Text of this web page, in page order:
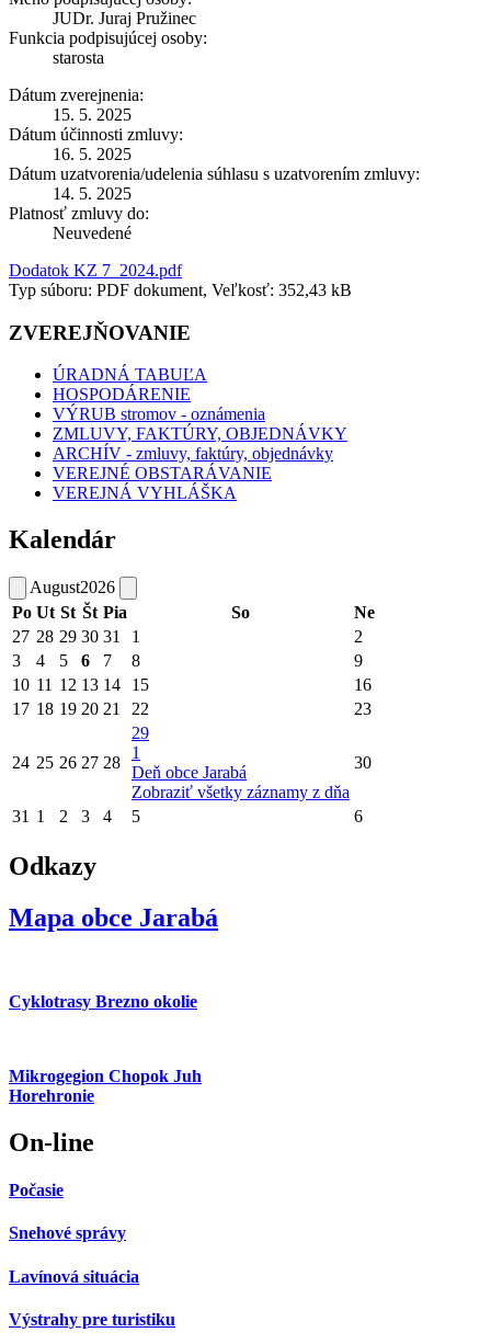
JUDr. Juraj Pružinec
Funkcia podpisujúcej osoby:
starosta
Dátum zverejnenia:
15. 5. 2025
Dátum účinnosti zmluvy:
16. 5. 2025
Dátum uzatvorenia/udelenia súhlasu s uzatvorením zmluvy:
14. 5. 2025
Platnosť zmluvy do:
Neuvedené
Dodatok KZ 7_2024.pdf
Typ súboru: PDF dokument, Veľkosť: 352,43 kB
ZVEREJŇOVANIE
ÚRADNÁ TABUĽA
HOSPODÁRENIE
VÝRUB stromov - oznámenia
ZMLUVY, FAKTÚRY, OBJEDNÁVKY
ARCHÍV - zmluvy, faktúry, objednávky
VEREJNÉ OBSTARÁVANIE
VEREJNÁ VYHLÁŠKA
Kalendár
August2026
Po Ut St Št Pia So
Ne
27 28 29 30 31 1
2
3
4 5 6 7 8
9
10 11 12 13 14 15
16
17 18 19 20 21 22 23
24 25 26 27 28
29
1
Deň obce Jarabá
Zobraziť všetky záznamy z dňa
30
31 1 2 3 4 5 6
Odkazy
Mapa obce Jarabá
Cyklotrasy Brezno okolie
Mikrogegion Chopok Juh
Horehronie
On-line
Počasie
Snehové správy
Lavínová situácia
Výstrahy pre turistiku